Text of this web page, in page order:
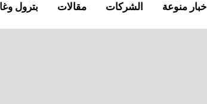
بترول مقالات الشركات أخبار منوعة